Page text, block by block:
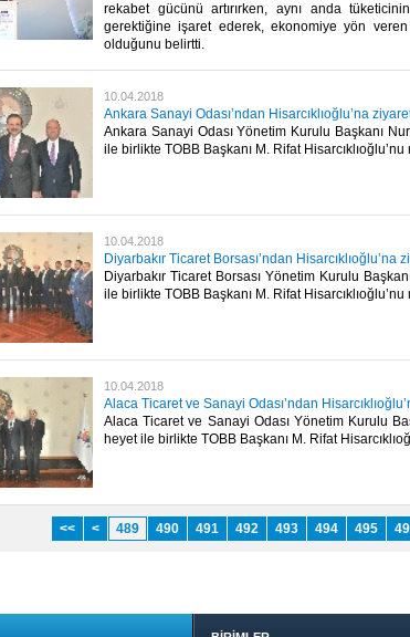
rekabet gücünü artırırken, aynı anda
gerektiğine işaret ederek, ekonomiye yön
olduğunu belirtti.​
10.04.2018
Ankara Sanayi Odası’ndan Hisarcıklıoğlu’na
Ankara Sanayi Odası Yönetim Kurulu Başkanı
ile birlikte TOBB Başkanı M. Rifat
10.04.2018
Diyarbakır Ticaret Borsası’ndan Hisarcıklıoğlu’na
Diyarbakır Ticaret Borsası Yönetim Kurulu
ile birlikte TOBB Başkanı M. Rifat
10.04.2018
Alaca Ticaret ve Sanayi Odası’ndan
Alaca Ticaret ve Sanayi Odası Yönetim Kurulu
heyet ile birlikte TOBB Başkanı M. Rifat
<< < 489 490 491 492 493 494 495